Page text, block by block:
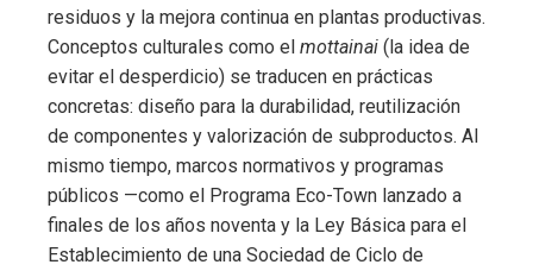
residuos y la mejora continua en plantas productivas.
Conceptos culturales como el mottainai (la idea de
evitar el desperdicio) se traducen en prácticas
concretas: diseño para la durabilidad, reutilización
de componentes y valorización de subproductos. Al
mismo tiempo, marcos normativos y programas
públicos —como el Programa Eco-Town lanzado a
finales de los años noventa y la Ley Básica para el
Establecimiento de una Sociedad de Ciclo de